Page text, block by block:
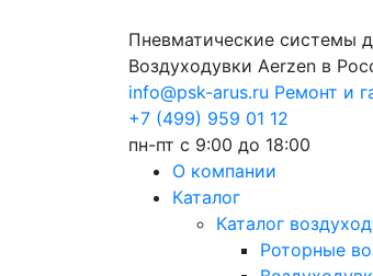
Пневматические системы
Воздуходувки Aerzen в
info@psk-arus.ru Ремонт и
+7 (499) 959 01 12
пн-пт с 9:00 до 18:00
О компании
Каталог
Каталог
Роторные